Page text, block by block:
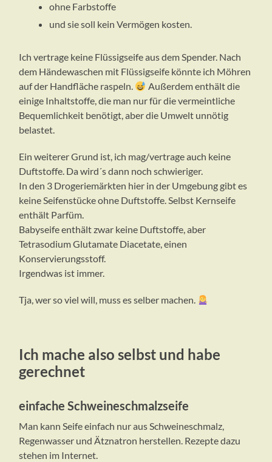
ohne Farbstoffe
und sie soll kein Vermögen kosten.
Ich vertrage keine Flüssigseife aus dem Spender. Nach
dem Händewaschen mit Flüssigseife könnte ich Möhren
auf der Handfläche raspeln.
Außerdem enthält die
einige Inhaltstoffe, die man nur für die vermeintliche
Bequemlichkeit benötigt, aber die Umwelt unnötig
belastet.
Ein weiterer Grund ist, ich mag/vertrage auch keine
Duftstoffe. Da wird´s dann noch schwieriger.
In den 3 Drogeriemärkten hier in der Umgebung gibt es
keine Seifenstücke ohne Duftstoffe. Selbst Kernseife
enthält Parfüm.
Babyseife enthält zwar keine Duftstoffe, aber
Tetrasodium Glutamate Diacetate, einen
Konservierungsstoff.
Irgendwas ist immer.
Tja, wer so viel will, muss es selber machen.
Ich mache also selbst und habe
gerechnet
einfache Schweineschmalzseife
Man kann Seife einfach nur aus Schweineschmalz,
Regenwasser und Ätznatron herstellen. Rezepte dazu
stehen im Internet.